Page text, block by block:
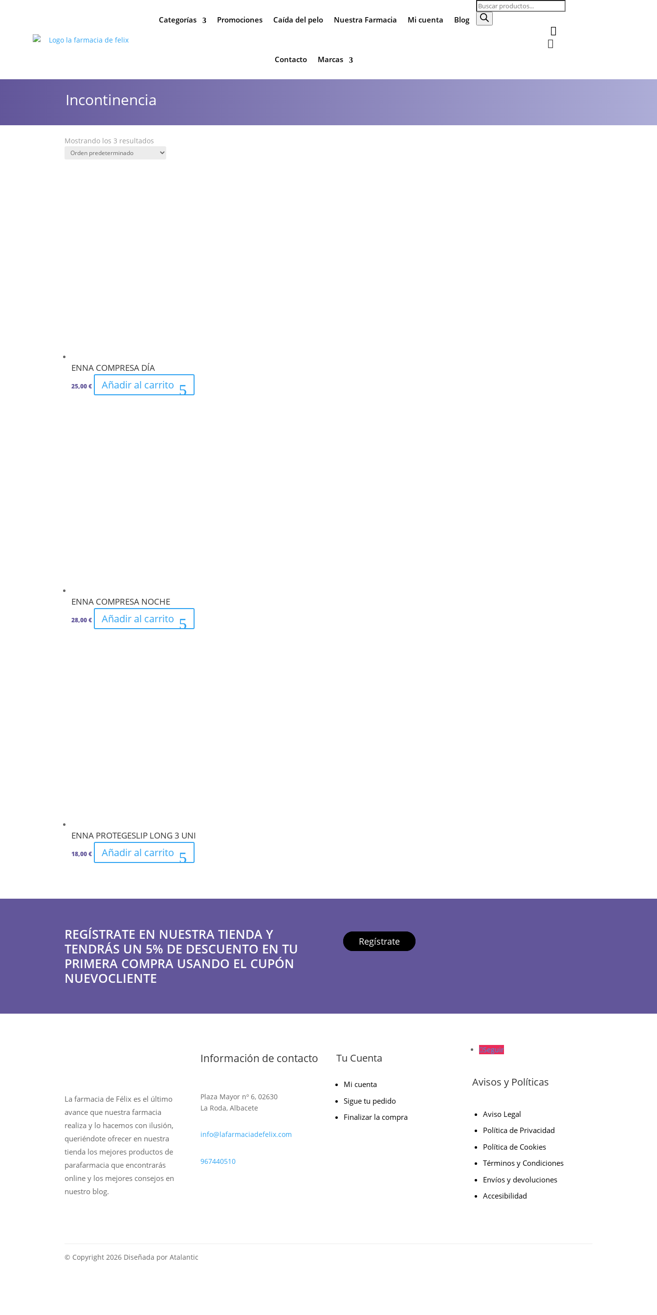
Categorías Promociones Caída del pelo Nuestra Farmacia Mi cuenta Blog
Contacto Marcas
Búsqueda
de
productos


Incontinencia
Mostrando los 3 resultados
ENNA COMPRESA DÍA
25,00€ Añadir al carrito
ENNA COMPRESA NOCHE
28,00€ Añadir al carrito
ENNA PROTEGESLIP LONG 3 UNI
18,00€ Añadir al carrito
REGÍSTRATE EN NUESTRA TIENDA Y
TENDRÁS UN 5% DE DESCUENTO EN TU
PRIMERA COMPRA USANDO EL CUPÓN
NUEVOCLIENTE
Regístrate
La farmacia de Félix es el último
avance que nuestra farmacia
realiza y lo hacemos con ilusión,
queriéndote ofrecer en nuestra
tienda los mejores productos de
parafarmacia que encontrarás
online y los mejores consejos en
nuestro blog.
Información de contacto
Plaza Mayor nº 6, 02630
La Roda, Albacete
info@lafarmaciadefelix.com
967440510
Tu Cuenta
Mi cuenta
Sigue tu pedido
Finalizar la compra
Seguir
Avisos y Políticas
Aviso Legal
Política de Privacidad
Política de Cookies
Términos y Condiciones
Envíos y devoluciones
Accesibilidad
© Copyright 2026 Diseñada por Atalantic